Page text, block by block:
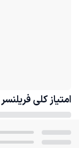
امتیاز کلی فریلنسر